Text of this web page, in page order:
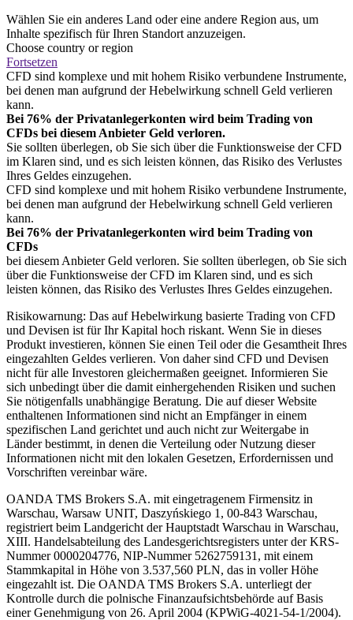
Wählen Sie ein anderes Land oder eine andere Region aus, um
Inhalte spezifisch für Ihren Standort anzuzeigen.
Choose country or region
Fortsetzen
CFD sind komplexe und mit hohem Risiko verbundene Instrumente,
bei denen man aufgrund der Hebelwirkung schnell Geld verlieren
kann.
Bei 76% der Privatanlegerkonten wird beim Trading von
CFDs bei diesem Anbieter Geld verloren.
Sie sollten überlegen, ob Sie sich über die Funktionsweise der CFD
im Klaren sind, und es sich leisten können, das Risiko des Verlustes
Ihres Geldes einzugehen.
CFD sind komplexe und mit hohem Risiko verbundene Instrumente,
bei denen man aufgrund der Hebelwirkung schnell Geld verlieren
kann.
Bei 76% der Privatanlegerkonten wird beim Trading von
CFDs
bei diesem Anbieter Geld verloren. Sie sollten überlegen, ob Sie sich
über die Funktionsweise der CFD im Klaren sind, und es sich
leisten können, das Risiko des Verlustes Ihres Geldes einzugehen.
Risikowarnung: Das auf Hebelwirkung basierte Trading von CFD
und Devisen ist für Ihr Kapital hoch riskant. Wenn Sie in dieses
Produkt investieren, können Sie einen Teil oder die Gesamtheit Ihres
eingezahlten Geldes verlieren. Von daher sind CFD und Devisen
nicht für alle Investoren gleichermaßen geeignet. Informieren Sie
sich unbedingt über die damit einhergehenden Risiken und suchen
Sie nötigenfalls unabhängige Beratung. Die auf dieser Website
enthaltenen Informationen sind nicht an Empfänger in einem
spezifischen Land gerichtet und auch nicht zur Weitergabe in
Länder bestimmt, in denen die Verteilung oder Nutzung dieser
Informationen nicht mit den lokalen Gesetzen, Erfordernissen und
Vorschriften vereinbar wäre.
OANDA TMS Brokers S.A. mit eingetragenem Firmensitz in
Warschau, Warsaw UNIT, Daszyńskiego 1, 00-843 Warschau,
registriert beim Landgericht der Hauptstadt Warschau in Warschau,
XIII. Handelsabteilung des Landesgerichtsregisters unter der KRS-
Nummer 0000204776, NIP-Nummer 5262759131, mit einem
Stammkapital in Höhe von 3.537,560 PLN, das in voller Höhe
eingezahlt ist. Die OANDA TMS Brokers S.A. unterliegt der
Kontrolle durch die polnische Finanzaufsichtsbehörde auf Basis
einer Genehmigung von 26. April 2004 (KPWiG-4021-54-1/2004).